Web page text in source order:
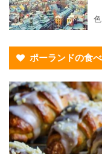
ポーランドの食